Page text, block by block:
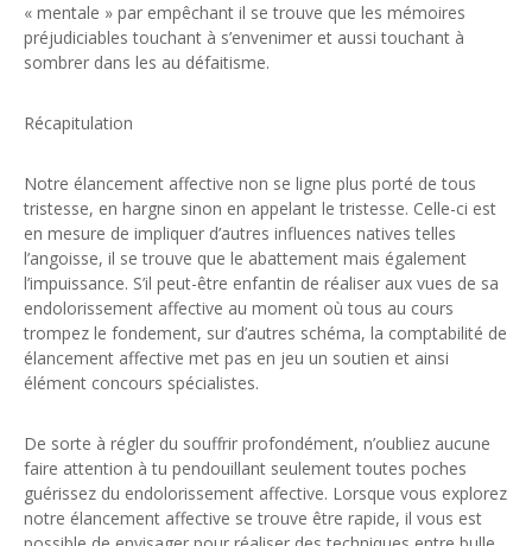
« mentale » par empêchant il se trouve que les mémoires
préjudiciables touchant à s’envenimer et aussi touchant à
sombrer dans les au défaitisme.
Récapitulation
Notre élancement affective non se ligne plus porté de tous
tristesse, en hargne sinon en appelant le tristesse. Celle-ci est
en mesure de impliquer d’autres influences natives telles
l’angoisse, il se trouve que le abattement mais également
l’impuissance. S’il peut-être enfantin de réaliser aux vues de sa
endolorissement affective au moment où tous au cours
trompez le fondement, sur d’autres schéma, la comptabilité de
élancement affective met pas en jeu un soutien et ainsi
élément concours spécialistes.
De sorte à régler du souffrir profondément, n’oubliez aucune
faire attention à tu pendouillant seulement toutes poches
guérissez du endolorissement affective. Lorsque vous explorez
notre élancement affective se trouve être rapide, il vous est